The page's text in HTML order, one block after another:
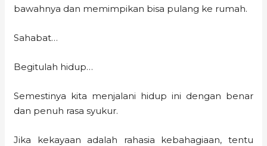
bawahnya dan memimpikan bisa pulang ke rumah.
Sahabat…
Begitulah hidup…
Semestinya kita menjalani hidup ini dengan benar
dan penuh rasa syukur.
Jika kekayaan adalah rahasia kebahagiaan, tentu